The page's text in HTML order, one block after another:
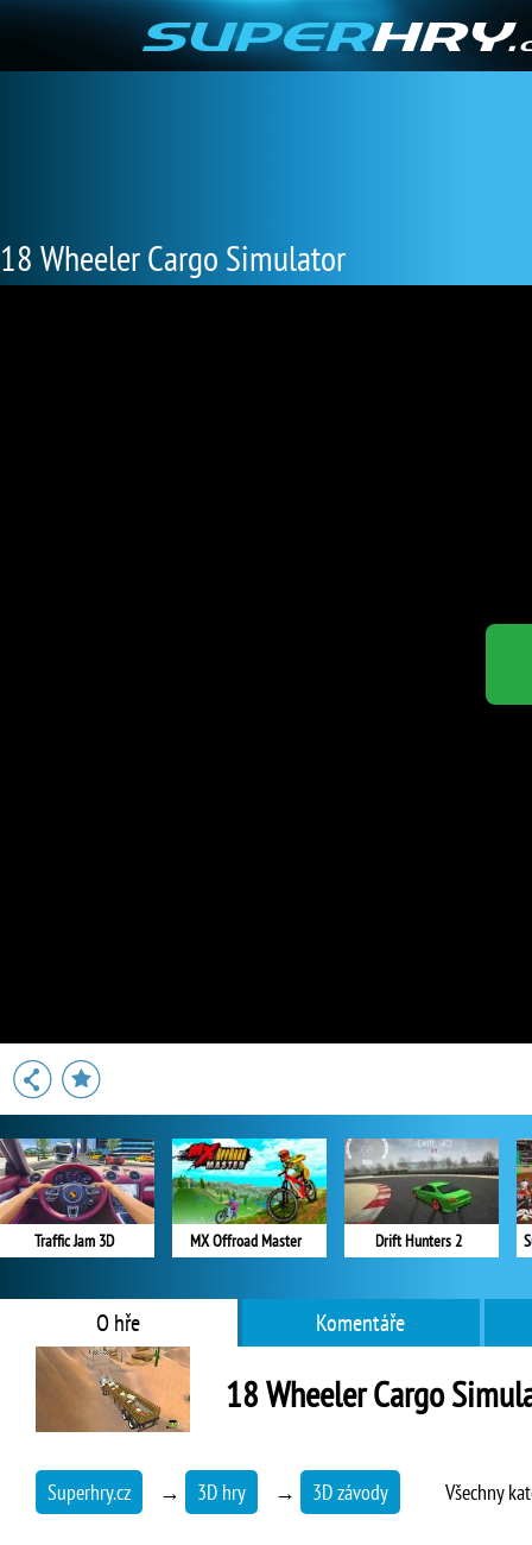
18 Wheeler Cargo Simulator
Traffic Jam 3D MX Offroad Master Drift Hunters 2
O hře Komentáře
18 Wheeler Cargo
Superhry.cz → 3D hry → 3D závody Všechny